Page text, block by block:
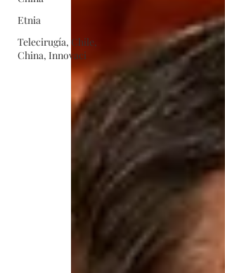
Etnia
Telecirugía, Chile,
China, Innovaci